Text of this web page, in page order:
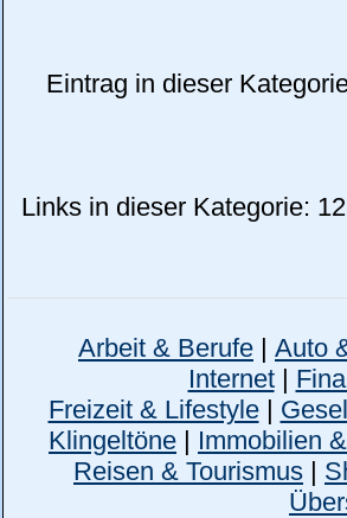
Eintrag in dieser
Links in dieser Kategorie: 12
Arbeit & Berufe | Auto
Internet|
Freizeit & Lifestyle|
Klingeltöne | Immobilien
Reisen & Tourismus |